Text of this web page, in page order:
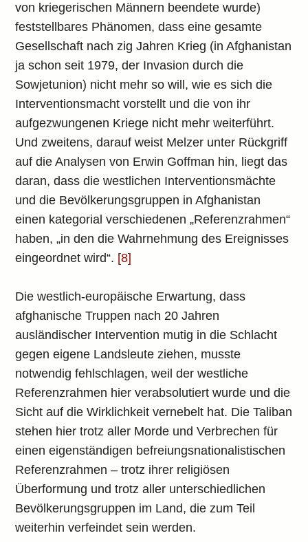
von kriegerischen Männern beendete wurde)
feststellbares Phänomen, dass eine gesamte
Gesellschaft nach zig Jahren Krieg (in Afghanistan
ja schon seit 1979, der Invasion durch die
Sowjetunion) nicht mehr so will, wie es sich die
Interventionsmacht vorstellt und die von ihr
aufgezwungenen Kriege nicht mehr weiterführt.
Und zweitens, darauf weist Melzer unter Rückgriff
auf die Analysen von Erwin Goffman hin, liegt das
daran, dass die westlichen Interventionsmächte
und die Bevölkerungsgruppen in Afghanistan
einen kategorial verschiedenen „Referenzrahmen“
haben, „in den die Wahrnehmung des Ereignisses
eingeordnet wird“. [8]
Die westlich-europäische Erwartung, dass
afghanische Truppen nach 20 Jahren
ausländischer Intervention mutig in die Schlacht
gegen eigene Landsleute ziehen, musste
notwendig fehlschlagen, weil der westliche
Referenzrahmen hier verabsolutiert wurde und die
Sicht auf die Wirklichkeit vernebelt hat. Die Taliban
stehen hier trotz aller Morde und Verbrechen für
einen eigenständigen befreiungsnationalistischen
Referenzrahmen – trotz ihrer religiösen
Überformung und trotz aller unterschiedlichen
Bevölkerungsgruppen im Land, die zum Teil
weiterhin verfeindet sein werden.